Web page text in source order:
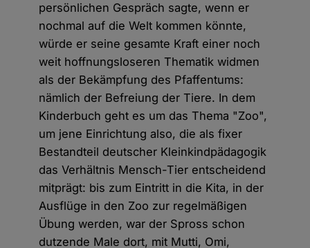
persönlichen Gespräch sagte, wenn er
nochmal auf die Welt kommen könnte,
würde er seine gesamte Kraft einer noch
weit hoffnungsloseren Thematik widmen
als der Bekämpfung des Pfaffentums:
nämlich der Befreiung der Tiere. In dem
Kinderbuch geht es um das Thema "Zoo",
um jene Einrichtung also, die als fixer
Bestandteil deutscher Kleinkindpädagogik
das Verhältnis Mensch-Tier entscheidend
mitprägt: bis zum Eintritt in die Kita, in der
Ausflüge in den Zoo zur regelmäßigen
Übung werden, war der Spross schon
dutzende Male dort, mit Mutti, Omi,